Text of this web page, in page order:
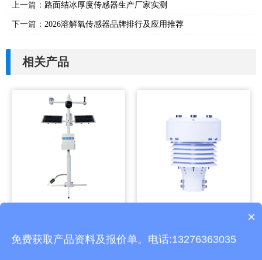
上一篇： 路面结冰厚度传感器生产厂家实测
下一篇： 2026溶解氧传感器品牌排行及应用推荐
相关产品
产品包含安装吗？
×
免费获取产品资料及报价单。电话:13276363035